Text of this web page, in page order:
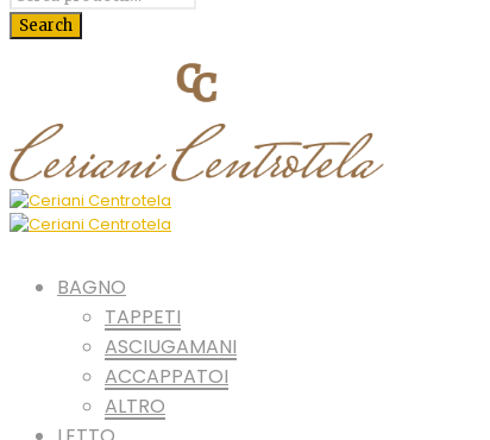
BAGNO
TAPPETI
ASCIUGAMANI
ACCAPPATOI
ALTRO